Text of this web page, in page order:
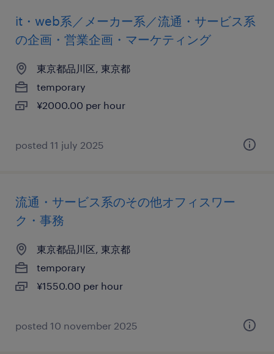
it・web系／メーカー系／流通・サービス系
の企画・営業企画・マーケティング
東京都品川区, 東京都
temporary
¥2000.00 per hour
posted 11 july 2025
流通・サービス系のその他オフィスワー
ク・事務
東京都品川区, 東京都
temporary
¥1550.00 per hour
posted 10 november 2025